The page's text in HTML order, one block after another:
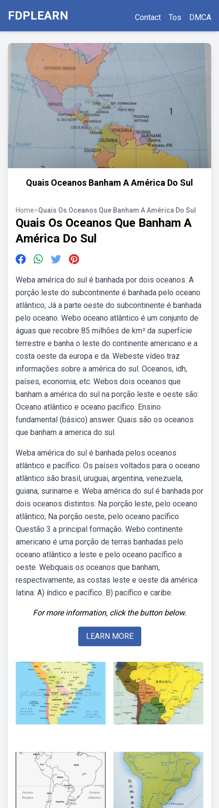
FDPLEARN Contact Tos DMCA
Quais Oceanos Banham A América Do Sul
Home>Quais Os Oceanos Que Banham A América Do Sul
Quais Os Oceanos Que Banham A
América Do Sul
Weba américa do sul é banhada por dois oceanos: A
porção leste do subcontinente é banhada pelo oceano
atlântico; Já a parte oeste do subcontinente é banhada
pelo oceano. Webo oceano atlântico é um conjunto de
águas que recobre 85 milhões de km² da superfície
terrestre e banha o leste do continente americano e a
costa oeste da europa e da. Webeste vídeo traz
informações sobre a américa do sul. Oceanos, idh,
países, economia, etc. Webos dois oceanos que
banham a américa do sul na porção leste e oeste são:
Oceano atlântico e oceano pacífico. Ensino
fundamental (básico) answer. Quais são os oceanos
que banham a america do sul.
Weba américa do sul é banhada pelos oceanos
atlântico e pacífico. Os países voltados para o oceano
atlântico são brasil, uruguai, argentina, venezuela,
guiana, suriname e. Weba américa do sul é banhada por
dois oceanos distintos: Na porção leste, pelo oceano
atlântico; Na porção oeste, pelo oceano pacífico.
Questão 3 a principal formação. Webo continente
americano é uma porção de terras banhadas pelo
oceano atlântico a leste e pelo oceano pacífico a
oeste. Webquais os oceanos que banham,
respectivamente, as costas leste e oeste da américa
latina: A) índico e pacífico. B) pacífico e caribe.
For more information, click the button below.
LEARN MORE